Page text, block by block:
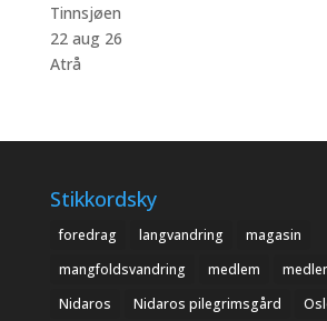
Tinnsjøen
22 aug 26
Atrå
Stikkordsky
foredrag langvandring
magasin
mangfoldsvandring
medlem
Nidaros
Nidaros pilegrimsgård